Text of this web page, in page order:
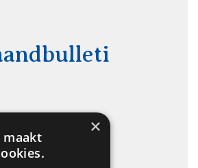
afgeleverd in uw
Nog niet
×
maakt